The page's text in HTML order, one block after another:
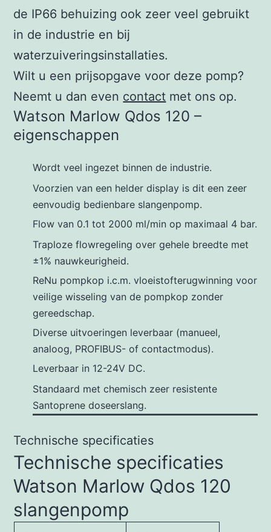
de IP66 behuizing ook zeer veel gebruikt
in de industrie en bij
waterzuiveringsinstallaties.
Wilt u een prijsopgave voor deze pomp?
Neemt u dan even contact met ons op.
Watson Marlow Qdos 120 –
eigenschappen
Wordt veel ingezet binnen de industrie.
Voorzien van een helder display is dit een zeer
eenvoudig bedienbare slangenpomp.
Flow van 0.1 tot 2000 ml/min op maximaal 4 bar.
Traploze flowregeling over gehele breedte met
±1% nauwkeurigheid.
ReNu pompkop i.c.m. vloeistofterugwinning voor
veilige wisseling van de pompkop zonder
gereedschap.
Diverse uitvoeringen leverbaar (manueel,
analoog, PROFIBUS- of contactmodus).
Leverbaar in 12-24V DC.
Standaard met chemisch zeer resistente
Santoprene doseerslang.
Technische specificaties
Technische specificaties
Watson Marlow Qdos 120
slangenpomp